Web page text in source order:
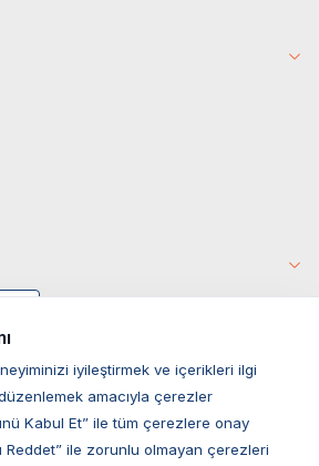
iyileştirmek ve içerikleri ilgi
amacıyla çerezler
Kabul Et” ile tüm çerezlere onay
Reddet” ile zorunlu olmayan çerezleri